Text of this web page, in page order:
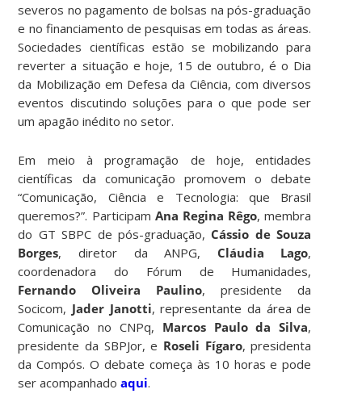
severos no pagamento de bolsas na pós-graduação
e no financiamento de pesquisas em todas as áreas.
Sociedades científicas estão se mobilizando para
reverter a situação e hoje, 15 de outubro, é o Dia
da Mobilização em Defesa da Ciência, com diversos
eventos discutindo soluções para o que pode ser
um apagão inédito no setor.
Em meio à programação de hoje, entidades
científicas da comunicação promovem o debate
“Comunicação, Ciência e Tecnologia: que Brasil
queremos?”. Participam Ana Regina Rêgo, membra
do GT SBPC de pós-graduação, Cássio de Souza
Borges, diretor da ANPG, Cláudia Lago,
coordenadora do Fórum de Humanidades,
Fernando Oliveira Paulino, presidente da
Socicom, Jader Janotti, representante da área de
Comunicação no CNPq, Marcos Paulo da Silva,
presidente da SBPJor, e Roseli Fígaro, presidenta
da Compós. O debate começa às 10 horas e pode
ser acompanhadoaqui.